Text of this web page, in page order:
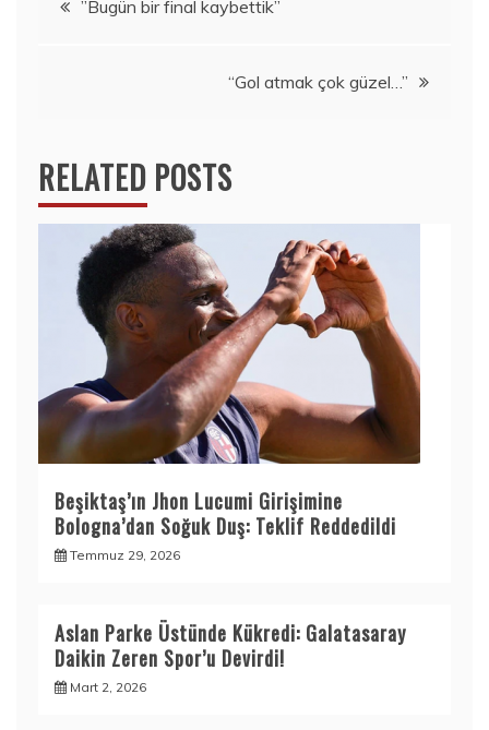
”Bugün bir final kaybettik”
“Gol atmak çok güzel…”
RELATED POSTS
Beşiktaş’ın Jhon Lucumi Girişimine
Bologna’dan Soğuk Duş: Teklif Reddedildi
Temmuz 29, 2026
Aslan Parke Üstünde Kükredi: Galatasaray
Daikin Zeren Spor’u Devirdi!
Mart 2, 2026